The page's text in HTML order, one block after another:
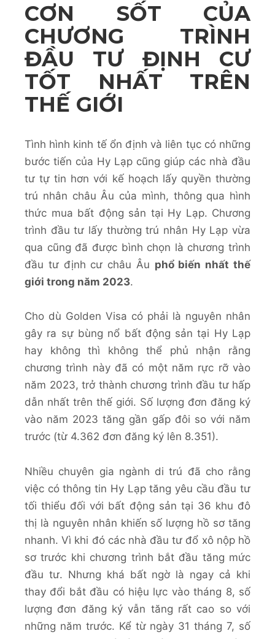
CƠN SỐT CỦA
CHƯƠNG TRÌNH
ĐẦU TƯ ĐỊNH CƯ
TỐT NHẤT TRÊN
THẾ GIỚI
Tình hình kinh tế ổn định và liên tục có những
bước tiến của Hy Lạp cũng giúp các nhà đầu
tư tự tin hơn với kế hoạch lấy quyền thường
trú nhân châu Âu của mình, thông qua hình
thức mua bất động sản tại Hy Lạp. Chương
trình đầu tư lấy thường trú nhân Hy Lạp vừa
qua cũng đã được bình chọn là chương trình
đầu tư định cư châu Âu phổ biến nhất thế
giới trong năm 2023.
Cho dù Golden Visa có phải là nguyên nhân
gây ra sự bùng nổ bất động sản tại Hy Lạp
hay không thì không thể phủ nhận rằng
chương trình này đã có một năm rực rỡ vào
năm 2023, trở thành chương trình đầu tư hấp
dẫn nhất trên thế giới. Số lượng đơn đăng ký
vào năm 2023 tăng gần gấp đôi so với năm
trước (từ 4.362 đơn đăng ký lên 8.351).
Nhiều chuyên gia ngành di trú đã cho rằng
việc có thông tin Hy Lạp tăng yêu cầu đầu tư
tối thiểu đối với bất động sản tại 36 khu đô
thị là nguyên nhân khiến số lượng hồ sơ tăng
nhanh. Vì khi đó các nhà đầu tư đổ xô nộp hồ
sơ trước khi chương trình bắt đầu tăng mức
đầu tư. Nhưng khá bất ngờ là ngay cả khi
thay đổi bắt đầu có hiệu lực vào tháng 8, số
lượng đơn đăng ký vẫn tăng rất cao so với
những năm trước. Kể từ ngày 31 tháng 7, số